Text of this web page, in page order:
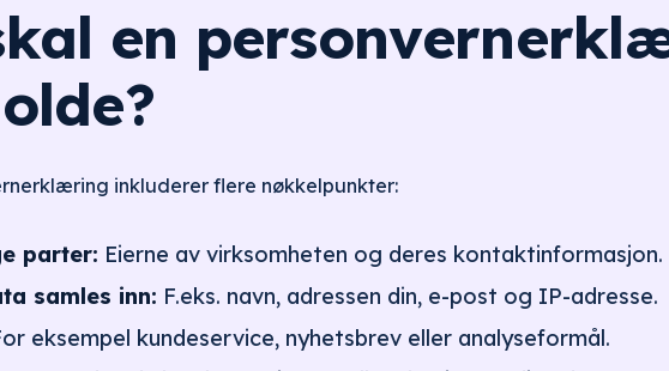
en
inkluderer flere nøkkelpunkter:
parter: Eierne av virksomheten og deres kontaktinformasjon.
samles inn: F.eks. navn, adressen din, e-post og IP-adresse.
eksempel kundeservice, nyhetsbrev eller analyseformål.